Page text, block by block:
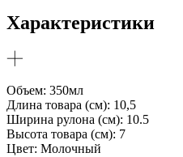
Характеристики
Объем: 350мл
Длина товара (см): 10,5
Ширина рулона (см): 10.5
Высота товара (см): 7
Цвет: Молочный